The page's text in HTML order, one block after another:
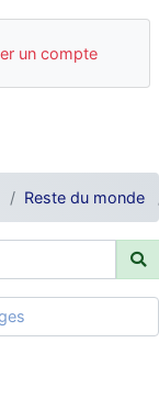
site ces derniers
bots trop nocifs
l'Armée de l'Air,
il y a quelques
qu'aujourd'hui
ces
; Agur…
un compte
Reste du monde